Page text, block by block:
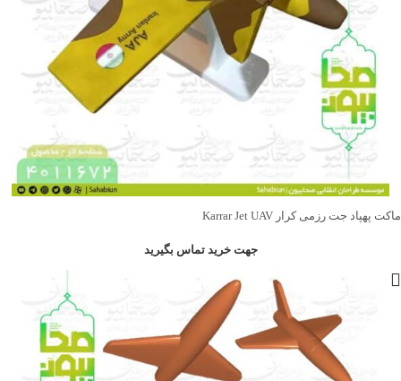
ماکت پهپاد جت رزمی کرار Karrar Jet UAV
جهت خرید تماس بگیرید